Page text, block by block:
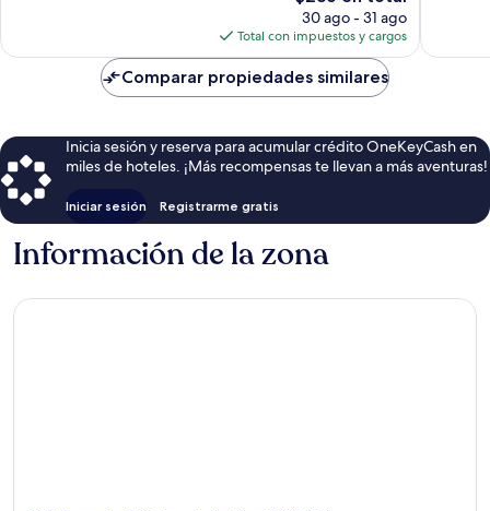
precio
actual
es
de
$236
30 ago - 31 ago
Total con impuestos y cargos
Comparar propiedades similares
Inicia sesión y reserva para acumular crédito OneKeyCash en
miles de hoteles. ¡Más recompensas te llevan a más aventuras!
Iniciar sesión Registrarme gratis
Información de la zona